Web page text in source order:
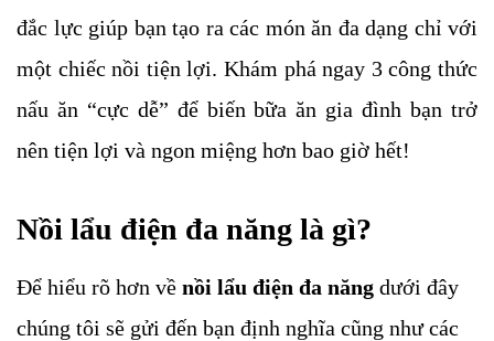
đắc lực giúp bạn tạo ra các món ăn đa dạng chỉ với
một chiếc nồi tiện lợi. Khám phá ngay 3 công thức
nấu ăn “cực dễ” để biến bữa ăn gia đình bạn trở
nên tiện lợi và ngon miệng hơn bao giờ hết!
Nồi lẩu điện đa năng là gì?
Để hiểu rõ hơn về nồi lẩu điện đa năng dưới đây
chúng tôi sẽ gửi đến bạn định nghĩa cũng như các